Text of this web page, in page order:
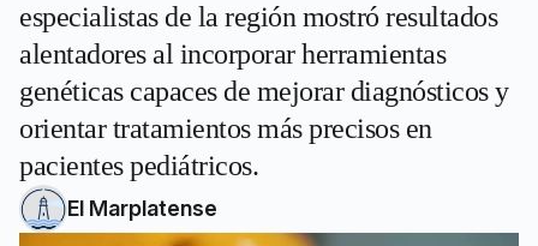
especialistas de la región mostró resultados
alentadores al incorporar herramientas
genéticas capaces de mejorar diagnósticos y
orientar tratamientos más precisos en
pacientes pediátricos.
El Marplatense